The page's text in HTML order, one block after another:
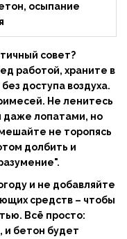
осыпание
совет?
работой, храните в
доступа воздуха.
Не ленитесь
даже лопатами, но
не торопясь
долбить и
и не добавляйте
средств – чтобы
Всё просто:
и бетон будет